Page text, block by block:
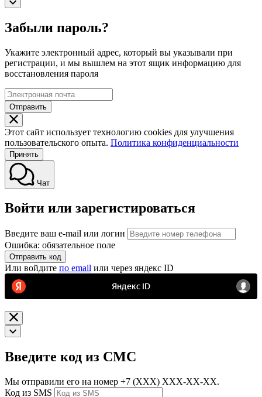
Забыли пароль?
Укажите электронный адрес, который вы указывали при
регистрации, и мы вышлем на этот ящик информацию для
восстановления пароля
Отправить
Этот сайт использует технологию cookies для улучшения
пользовательского опыта. Политика конфиденциальности
Принять
Чат
Войти или зарегистироваться
Введите ваш e-mail или логин
Ошибка: обязательное поле
Отправить код
Или войдите по email или через яндекс ID
Введите код из СМС
Мы отправили его на номер +7 (ХХХ) ХХХ-ХХ-ХХ.
Код из SMS